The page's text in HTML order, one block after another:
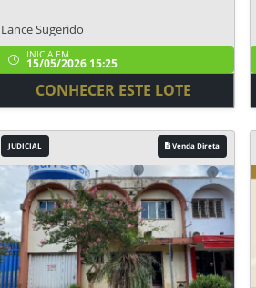
Lance Sugerido
INICIA EM
15/05/2026 15:25
CONHECER ESTE LOTE
JUDICIAL Venda Direta